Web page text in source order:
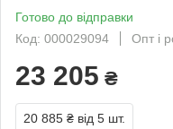
Готово до відправки
Код: 000029094
Опт і
23 205 ₴
20 885 ₴ від 5 шт.